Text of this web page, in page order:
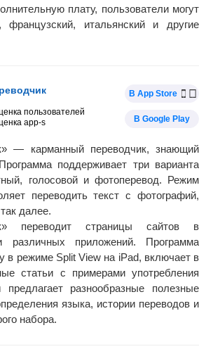
плату, пользователи могут
французский, итальянский и другие
пользователей
app-s
В App Store
В Google Play
— карманный переводчик, знающий
поддерживает три варианта
голосовой и фотоперевод. Режим
переводить текст с фотографий,
далее.
переводит страницы сайтов в
различных приложений. Программа
в режиме Split View на iPad, включает в
статьи с примерами употребления
разнообразные полезные
языка, истории переводов и
набора.